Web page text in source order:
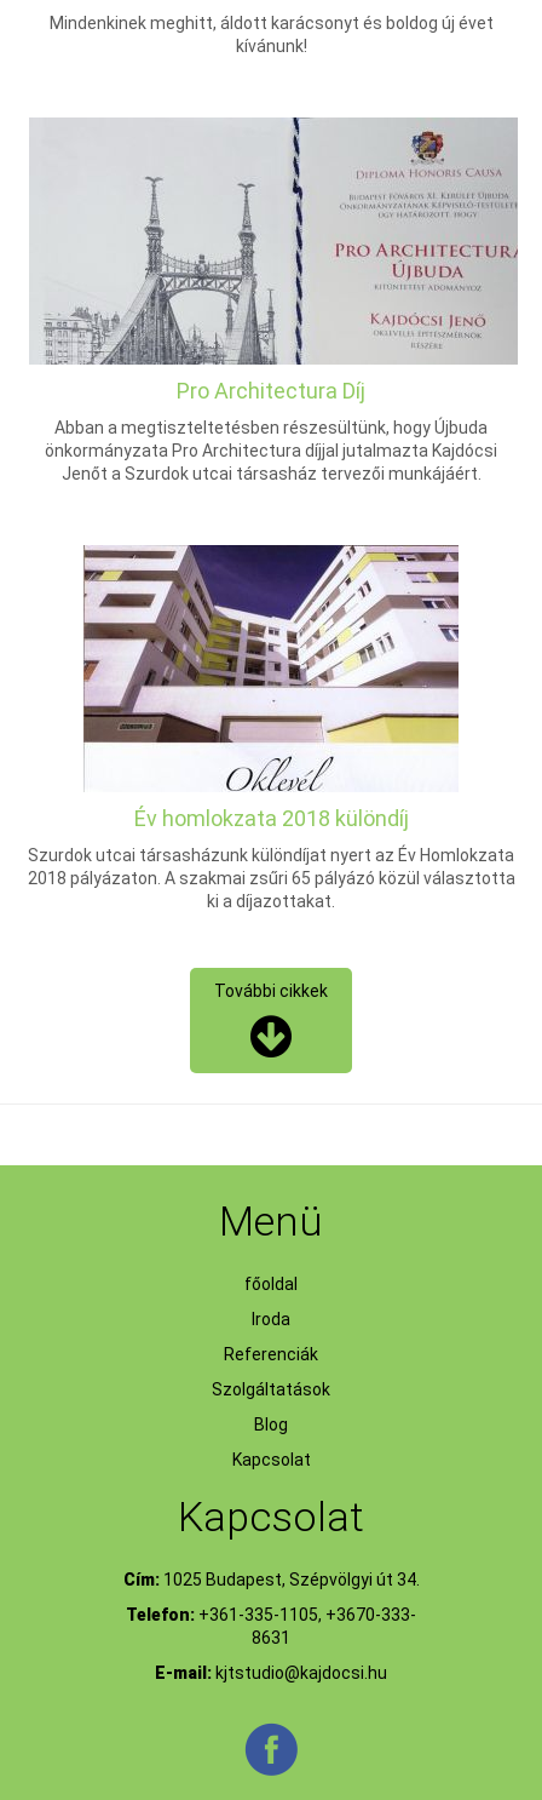
Mindenkinek meghitt, áldott karácsonyt és boldog új évet
kívánunk!
Pro Architectura Díj
Abban a megtiszteltetésben részesültünk, hogy Újbuda
önkormányzata Pro Architectura díjjal jutalmazta Kajdócsi
Jenőt a Szurdok utcai társasház tervezői munkájáért.
Év homlokzata 2018 különdíj
Szurdok utcai társasházunk különdíjat nyert az Év Homlokzata
2018 pályázaton. A szakmai zsűri 65 pályázó közül választotta
ki a díjazottakat.
További cikkek
Menü
főoldal
Iroda
Referenciák
Szolgáltatások
Blog
Kapcsolat
Kapcsolat
Cím:1025 Budapest, Szépvölgyi út 34.
Telefon: +361-335-1105, +3670-333-
8631
E-mail: kjtstudio@kajdocsi.hu